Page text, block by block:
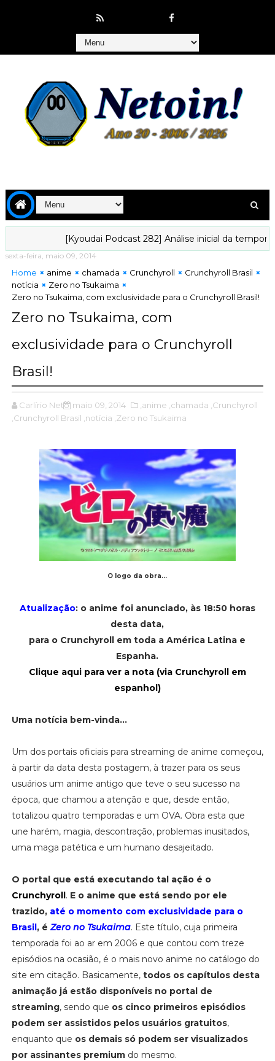
[Kyoudai Podcast 282] Análise inicial da temporada de
sexta-feira, maio 09, 2014
Home anime chamada Crunchyroll
Crunchyroll Brasil
notícia
Zero no Tsukaima
Zero no Tsukaima, com exclusividade para o Crunchyroll Brasil!
Zero no Tsukaima, com
exclusividade para o Crunchyroll
Brasil!
Carlírio Neto maio 09, 2014 ,anime ,chamada ,Crunchyroll
,Crunchyroll Brasil ,notícia ,Zero no Tsukaima
O logo da obra...
Atualização: o anime foi anunciado, às 18:50 horas
desta data,
para o Crunchyroll em toda a América Latina e
Espanha.
Clique aqui para ver a nota (via Crunchyroll em
espanhol)
Uma notícia bem-vinda...
Um dos portais oficiais para streaming de anime começou,
à partir da data desta postagem, à trazer para os seus
usuários um anime antigo que teve o seu sucesso na
época, que chamou a atenção e que, desde então,
totalizou quatro temporadas e um OVA. Obra esta que
une harém, magia, descontração, problemas inusitados,
uma maga patética e um humano desajeitado.
O portal que está executando tal ação é o
Crunchyroll. E o anime que está sendo por ele
trazido, até o momento com exclusividade para o
Brasil, éZero no Tsukaima. Este título, cuja primeira
temporada foi ao ar em 2006 e que contou com treze
episódios na ocasião, é o mais novo anime no catálogo do
site em citação. Basicamente, todos os capítulos desta
animação já estão disponíveis no portal de
streaming, sendo que os cinco primeiros episódios
podem ser assistidos pelos usuários gratuitos,
enquanto que os demais só podem ser visualizados
por assinantes premiumdo mesmo.